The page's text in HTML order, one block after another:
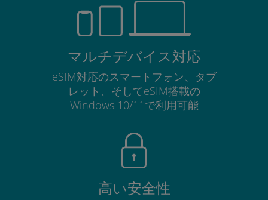
マルチデバイス対応
eSIM対応のスマートフォン、タブ
レット、そしてeSIM搭載の
Windows 10/11で利用可能
高い安全性